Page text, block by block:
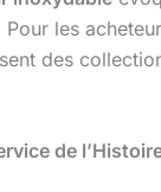
les
des
de